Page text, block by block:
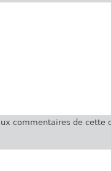
commentaires de cette